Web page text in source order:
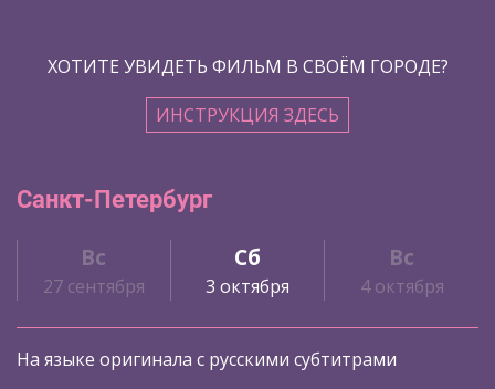
ХОТИТЕ УВИДЕТЬ ФИЛЬМ В СВОЁМ ГОРОДЕ?
ИНСТРУКЦИЯ ЗДЕСЬ
Санкт-Петербург
Вс
27 сентября
Сб
3 октября
Вс
4 октября
На языке оригинала с русскими субтитрами